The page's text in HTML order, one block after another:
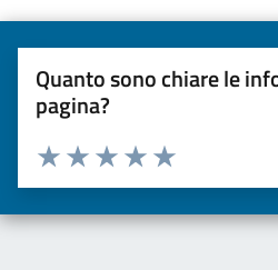
Quanto sono chiare le
pagina?
Valuta da 1 a 5 stelle la pagina
Valuta 5 stelle
Valuta 4 stelle su 5
Valuta 3 stelle su 5
Valuta 2 stelle su 5
Valuta una stella su 5